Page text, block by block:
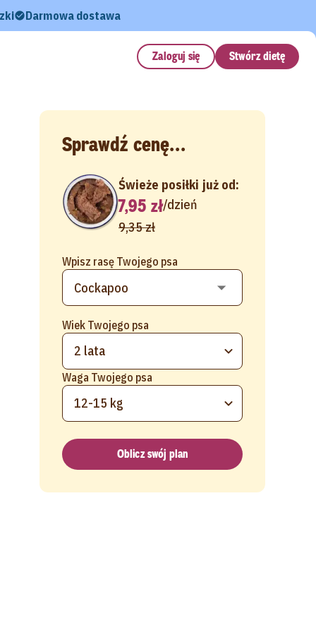
Darmowa dostawa
Zaloguj się Stwórz dietę
Sprawdź cenę...
Wpisz rasę Twojego psa
Wiek Twojego psa
2 lata
Waga Twojego psa
12-15 kg
Świeże posiłki już od:
7,95 zł/dzień
9,35 zł
Oblicz swój plan